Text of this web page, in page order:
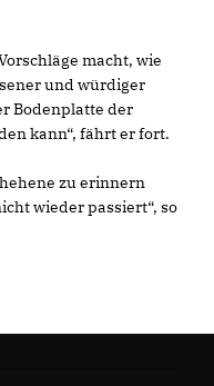
macht, wie
und würdiger
Bodenplatte der
kann“, fährt er fort.
zu erinnern
wieder passiert“, so